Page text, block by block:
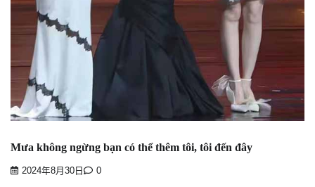
Mưa không ngừng bạn có thể thêm tôi, tôi đến đây
2024年8月30日 0